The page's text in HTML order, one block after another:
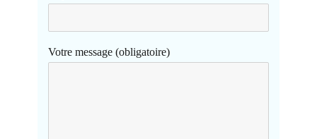
Votre message (obligatoire)